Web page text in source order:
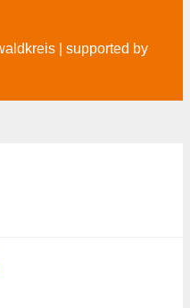
| supported by